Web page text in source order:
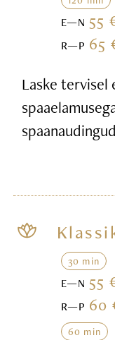
E—N 55
R—P 65
Laske tervisel
30 min
E—N 55
R—P 60
60 min